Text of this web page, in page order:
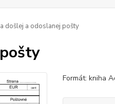
došlej a odoslanej pošty
Formát: kniha